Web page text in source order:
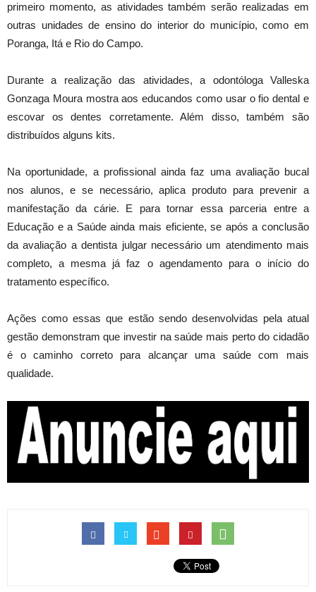
primeiro momento, as atividades também serão realizadas em
outras unidades de ensino do interior do município, como em
Poranga, Itá e Rio do Campo.
Durante a realização das atividades, a odontóloga Valleska
Gonzaga Moura mostra aos educandos como usar o fio dental e
escovar os dentes corretamente. Além disso, também são
distribuídos alguns kits.
Na oportunidade, a profissional ainda faz uma avaliação bucal
nos alunos, e se necessário, aplica produto para prevenir a
manifestação da cárie. E para tornar essa parceria entre a
Educação e a Saúde ainda mais eficiente, se após a conclusão
da avaliação a dentista julgar necessário um atendimento mais
completo, a mesma já faz o agendamento para o início do
tratamento específico.
Ações como essas que estão sendo desenvolvidas pela atual
gestão demonstram que investir na saúde mais perto do cidadão
é o caminho correto para alcançar uma saúde com mais
qualidade.